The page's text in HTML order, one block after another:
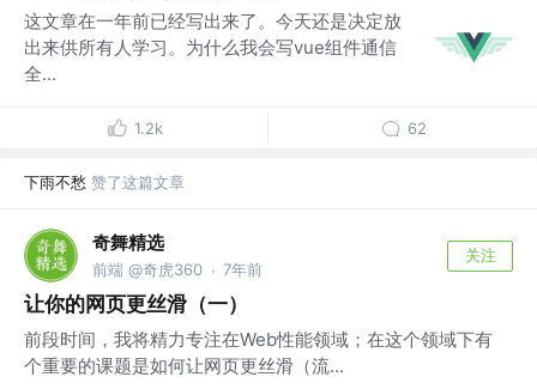
这文章在一年前已经写出来了。今天还是决定放
出来供所有人学习。为什么我会写vue组件通信
全...
1.2k 62
下雨不愁 赞了这篇文章
奇舞精选
前端 @奇虎360 · 7年前
关注
让你的网页更丝滑（一）
前段时间，我将精力专注在Web性能领域；在这个领域下有
个重要的课题是如何让网页更丝滑（流...